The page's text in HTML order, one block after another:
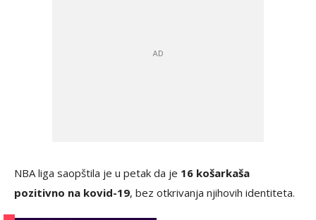
NBA liga saopštila je u petak da je 16 košarkaša
pozitivno na kovid-19, bez otkrivanja njihovih identiteta.